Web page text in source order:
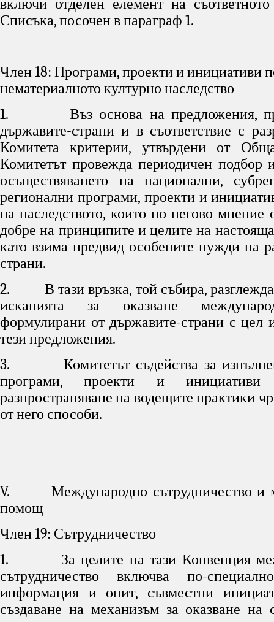
включи отделен елемент на
Списъка, посочен в параграф 1.
Член 18: Програми, проекти и инициативи
нематериалното културно наследство
1. Въз основа на предложения,
държавите-страни и в съответствие с
Комитета критерии, утвърдени от
Комитетът провежда периодичен подбор
осъществяването на национални,
регионални програми, проекти и
на наследството, които по негово мнение
добре на принципите и целите на
като взима предвид особените нужди на
страни.
2. В тази връзка, той събира, разглежда
исканията за оказване
формулирани от държавите-страни с цел
тези предложения.
3. Комитетът съдейства за
програми, проекти и инициативи
разпространяване на водещите практики
от него способи.
V. Международно сътрудничество и
помощ
Член 19: Сътрудничество
1. За целите на тази Конвенция
сътрудничество включва по-
информация и опит, съвместни
създаване на механизъм за оказване на